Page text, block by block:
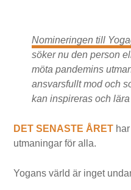
Nomineringen till
söker nu den person
möta pandemins
ansvarsfullt mod och
kan inspireras och lära
DET SENASTE ÅRET
utmaningar för alla.
Yogans värld är inget